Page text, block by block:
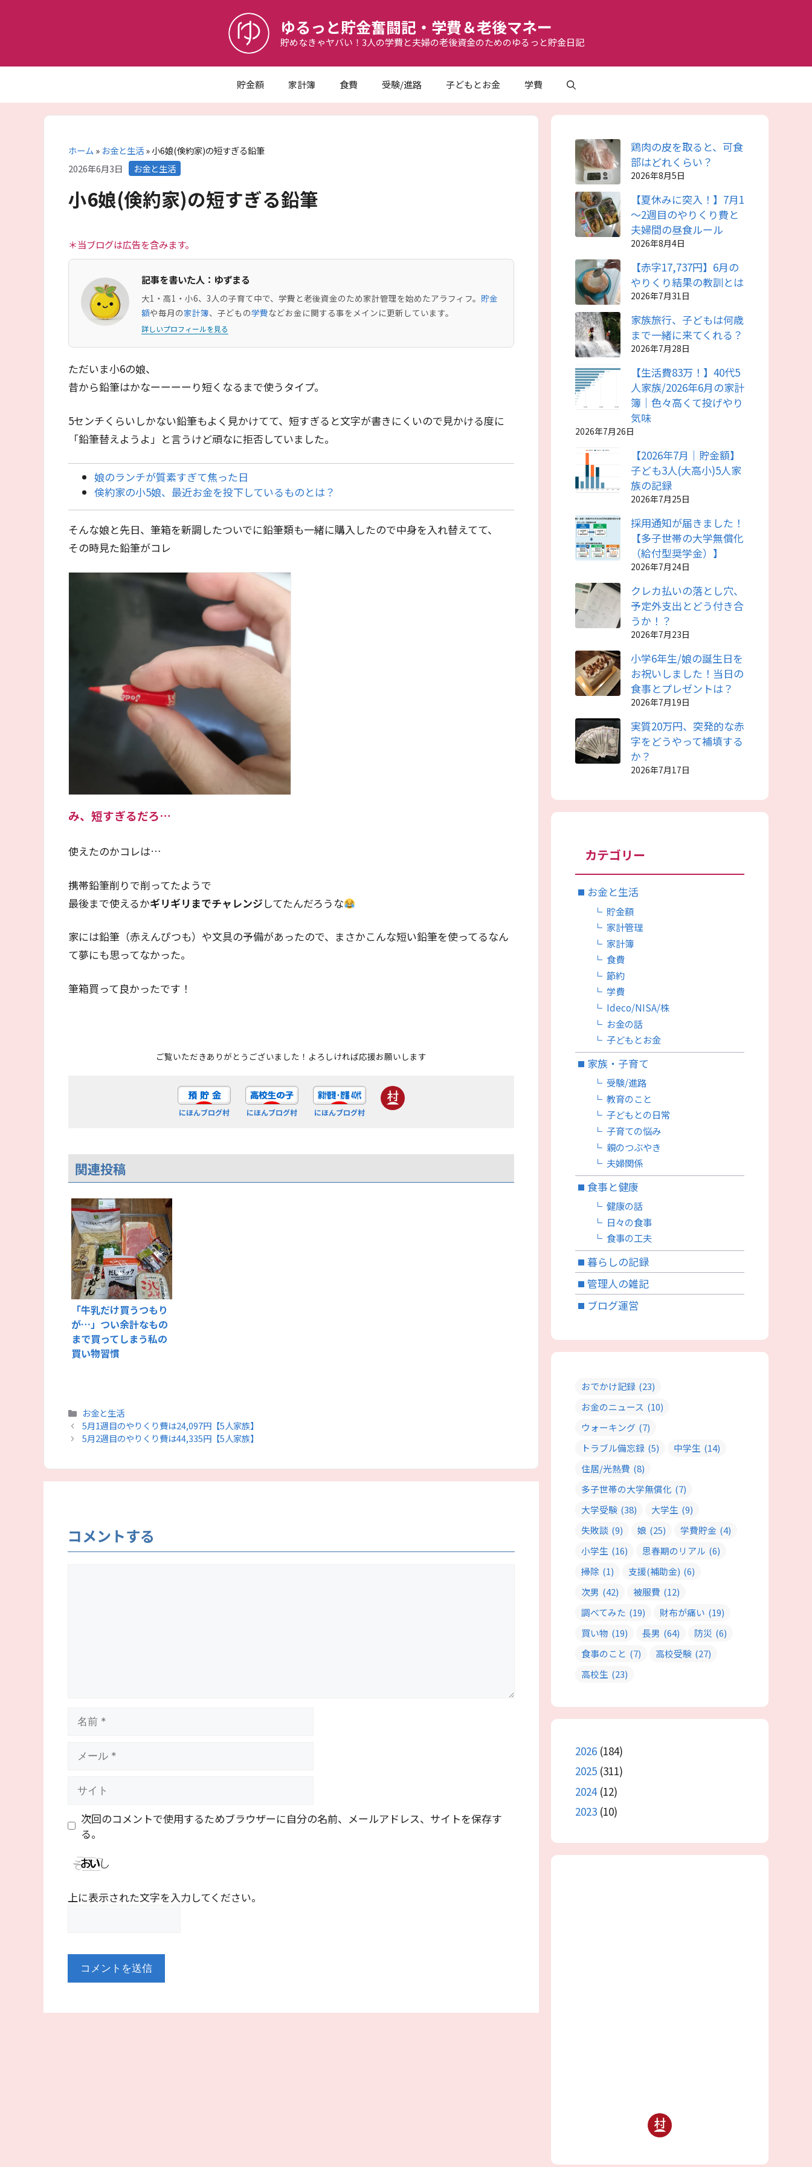
ツ
ゆるっと貯金奮闘記・学費＆老後マネー
貯めなきゃヤバい！3人の学費と夫婦の老後資金のためのゆるっと貯金日記
貯金額 家計簿 食費 受験/進路 子どもとお金 学費
ホーム» お金と生活»小6娘(倹約家)の短すぎる鉛筆
2026年6月3日 カ
テ
ゴ
リ
お金と生活
小6娘(倹約家)の短すぎる鉛筆
＊当ブログは広告を含みます。
記事を書いた人：ゆずまる
大1・高1・小6、3人の子育て中で、学費と老後資金のため家計管理を始めたアラフィフ。 貯金
額や毎月の家計簿、子どもの学費などお金に関する事をメインに更新しています。
詳しいプロフィールを見る
ただいま小6の娘、
昔から鉛筆はかなーーーーり短くなるまで使うタイプ。
5センチくらいしかない鉛筆もよく見かけてて、短すぎると文字が書きにくいので見かける度に
「鉛筆替えようよ」と言うけど頑なに拒否していました。
娘のランチが質素すぎて焦った日
倹約家の小5娘、最近お金を投下しているものとは？
そんな娘と先日、筆箱を新調したついでに鉛筆類も一緒に購入したので中身を入れ替えてて、
その時見た鉛筆がコレ
み、短すぎるだろ…
使えたのかコレは…
携帯鉛筆削りで削ってたようで
最後まで使えるかギリギリまでチャレンジしてたんだろうな
家には鉛筆（赤えんぴつも）や文具の予備があったので、まさかこんな短い鉛筆を使ってるなん
て夢にも思ってなかった。
筆箱買って良かったです！
ご覧いただきありがとうございました！よろしければ応援お願いします
にほんブログ村 にほんブログ村 にほんブログ村
関連投稿
「牛乳だけ買うつもり
が…」つい余計なもの
まで買ってしまう私の
買い物習慣
カ
テ
ゴ
お金と生活
5月1週目のやりくり費は24,097円【5人家族】
5月2週目のやりくり費は44,335円【5人家族】
コメントする
次回のコメントで使用するためブラウザーに自分の名前、メールアドレス、サイトを保存す
る。
上に表示された文字を入力してください。
鶏肉の皮を取ると、可食
部はどれくらい？
2026年8月5日
【夏休みに突入！】7月1
～2週目のやりくり費と
夫婦間の昼食ルール
2026年8月4日
【赤字17,737円】6月の
やりくり結果の教訓とは
2026年7月31日
家族旅行、子どもは何歳
まで一緒に来てくれる？
2026年7月28日
【生活費83万！】40代5
人家族/2026年6月の家計
簿｜色々高くて投げやり
気味
2026年7月26日
【2026年7月｜貯金額】
子ども3人(大高小)5人家
族の記録
2026年7月25日
採用通知が届きました！
【多子世帯の大学無償化
（給付型奨学金）】
2026年7月24日
クレカ払いの落とし穴、
予定外支出とどう付き合
うか！？
2026年7月23日
小学6年生/娘の誕生日を
お祝いしました！当日の
食事とプレゼントは？
2026年7月19日
実質20万円、突発的な赤
字をどうやって補填する
か？
2026年7月17日
カテゴリー
お金と生活
貯金額
家計管理
家計簿
食費
節約
学費
Ideco/NISA/株
お金の話
子どもとお金
家族・子育て
受験/進路
教育のこと
子どもとの日常
子育ての悩み
親のつぶやき
夫婦関係
食事と健康
健康の話
日々の食事
食事の工夫
暮らしの記録
管理人の雑記
ブログ運営
おでかけ記録 (23)
お金のニュース (10)
ウォーキング (7)
トラブル備忘録 (5) 中学生 (14)
住居/光熱費 (8)
多子世帯の大学無償化 (7)
大学受験 (38) 大学生 (9)
失敗談 (9) 娘 (25) 学費貯金 (4)
小学生 (16) 思春期のリアル (6)
掃除 (1) 支援(補助金) (6)
次男 (42) 被服費 (12)
調べてみた (19) 財布が痛い (19)
買い物 (19) 長男 (64) 防災 (6)
食事のこと (7) 高校受験 (27)
高校生 (23)
2026 (184)
2025 (311)
2024(12)
2023 (10)